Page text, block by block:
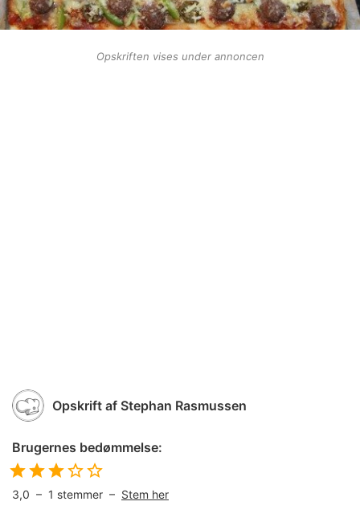
Opskriften vises under annoncen
Opskrift af Stephan Rasmussen
Brugernes bedømmelse:
3,0 – 1 stemmer – Stem her